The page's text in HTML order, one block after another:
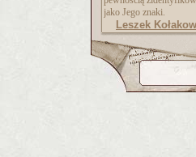
jako Jego znaki.
Leszek